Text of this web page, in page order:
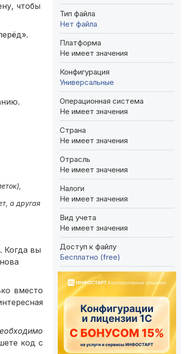
чтобы
а другая
Когда вы
вместо
код с
Тип файла
Нет файла
Платформа
Не имеет значения
Конфигурация
Универсальные
Операционная система
Не имеет значения
Страна
Не имеет значения
Отрасль
Не имеет значения
Налоги
Не имеет значения
Вид учета
Не имеет значения
Доступ к файлу
Бесплатно (free)